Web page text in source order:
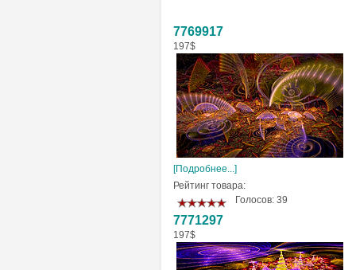
7769917
197$
[Подробнее...]
Рейтинг товара:
Голосов: 39
7771297
197$